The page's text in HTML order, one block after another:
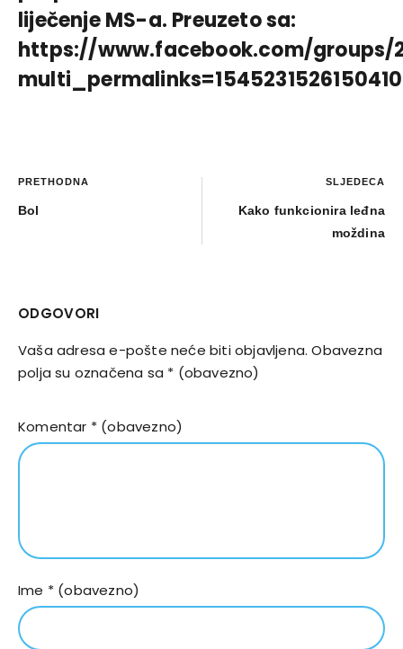
liječenje MS-a. Preuzeto sa:
https://www.facebook.com/groups/
PRETHODNA
Bol
SLJEDEĆA
Kako funkcionira leđna
moždina
ODGOVORI
Vaša adresa e-pošte neće biti objavljena. Obavezna
polja su označena sa * (obavezno)
Komentar * (obavezno)
Ime * (obavezno)